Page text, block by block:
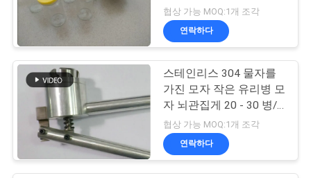
리
여
리병 뇌관집게
협상 가능 MOQ:1개 조각
연락하다
스테인리스 304 물자를
가진 모자 작은 유리병 모
자 뇌관집게 20 - 30 병/
분 떨어져 튀기십시오
협상 가능 MOQ:1개 조각
연락하다